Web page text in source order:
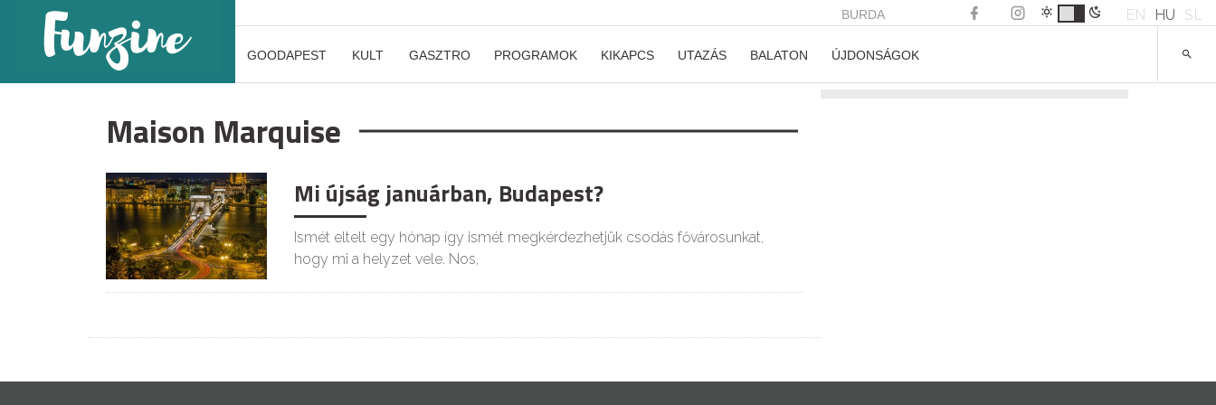
BURDA EN HU SL
GOODAPEST KULT GASZTRO PROGRAMOK KIKAPCS UTAZÁS BALATON ÚJDONSÁGOK
Maison Marquise
Mi újság januárban, Budapest?
Ismét eltelt egy hónap így ismét megkérdezhetjük csodás fővárosunkat,
hogy mi a helyzet vele. Nos,